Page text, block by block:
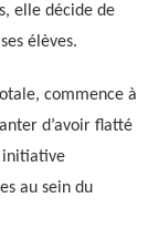
elle décide de
élèves.
commence à
d’avoir flatté
initiative
au sein du